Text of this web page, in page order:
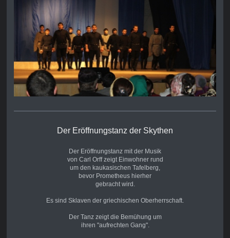
Der Eröffnungstanz der Skythen
Der Eröffnungstanz mit der Musik
von Carl Orff zeigt Einwohner rund
um den kaukasischen Tafelberg,
bevor Prometheus hierher
gebracht wird.
Es sind Sklaven der griechischen Oberherrschaft.
Der Tanz zeigt die Bemühung um
ihren "aufrechten Gang".